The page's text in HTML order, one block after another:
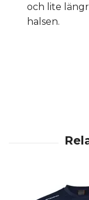
och lite
halsen.